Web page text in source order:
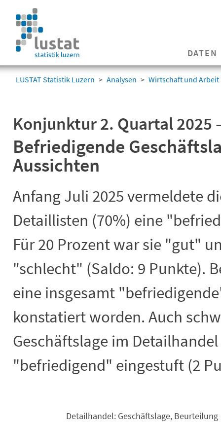
DATEN
LUSTAT Statistik Luzern Analysen Wirtschaft und Arbeit
Konjunktur 2. Quartal 2025
Befriedigende
Aussichten
Anfang Juli 2025 vermeldete
Detaillisten (70%) eine
Für 20 Prozent war sie "gut"
"schlecht" (Saldo: 9 Punkte).
eine insgesamt
konstatiert worden. Auch
Geschäftslage im
"befriedigend" eingestuft (2
Detailhandel: Geschäftslage, Beurteilung